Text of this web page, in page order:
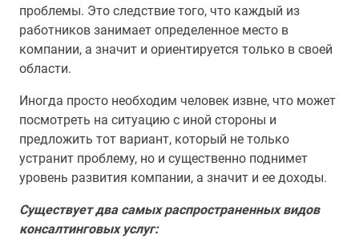
проблемы. Это следствие того, что каждый из
работников занимает определенное место в
компании, а значит и ориентируется только в своей
области.
Иногда просто необходим человек извне, что может
посмотреть на ситуацию с иной стороны и
предложить тот вариант, который не только
устранит проблему, но и существенно поднимет
уровень развития компании, а значит и ее доходы.
Существует два самых распространенных видов
консалтинговых услуг: